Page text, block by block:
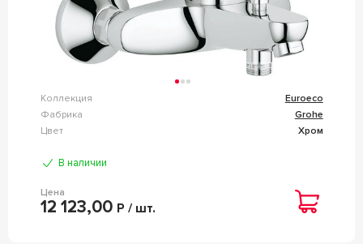
Коллекция
Euroeco
Фабрика
Grohe
Цвет
Хром
В наличии
Цена
12 123,00 Р / шт.